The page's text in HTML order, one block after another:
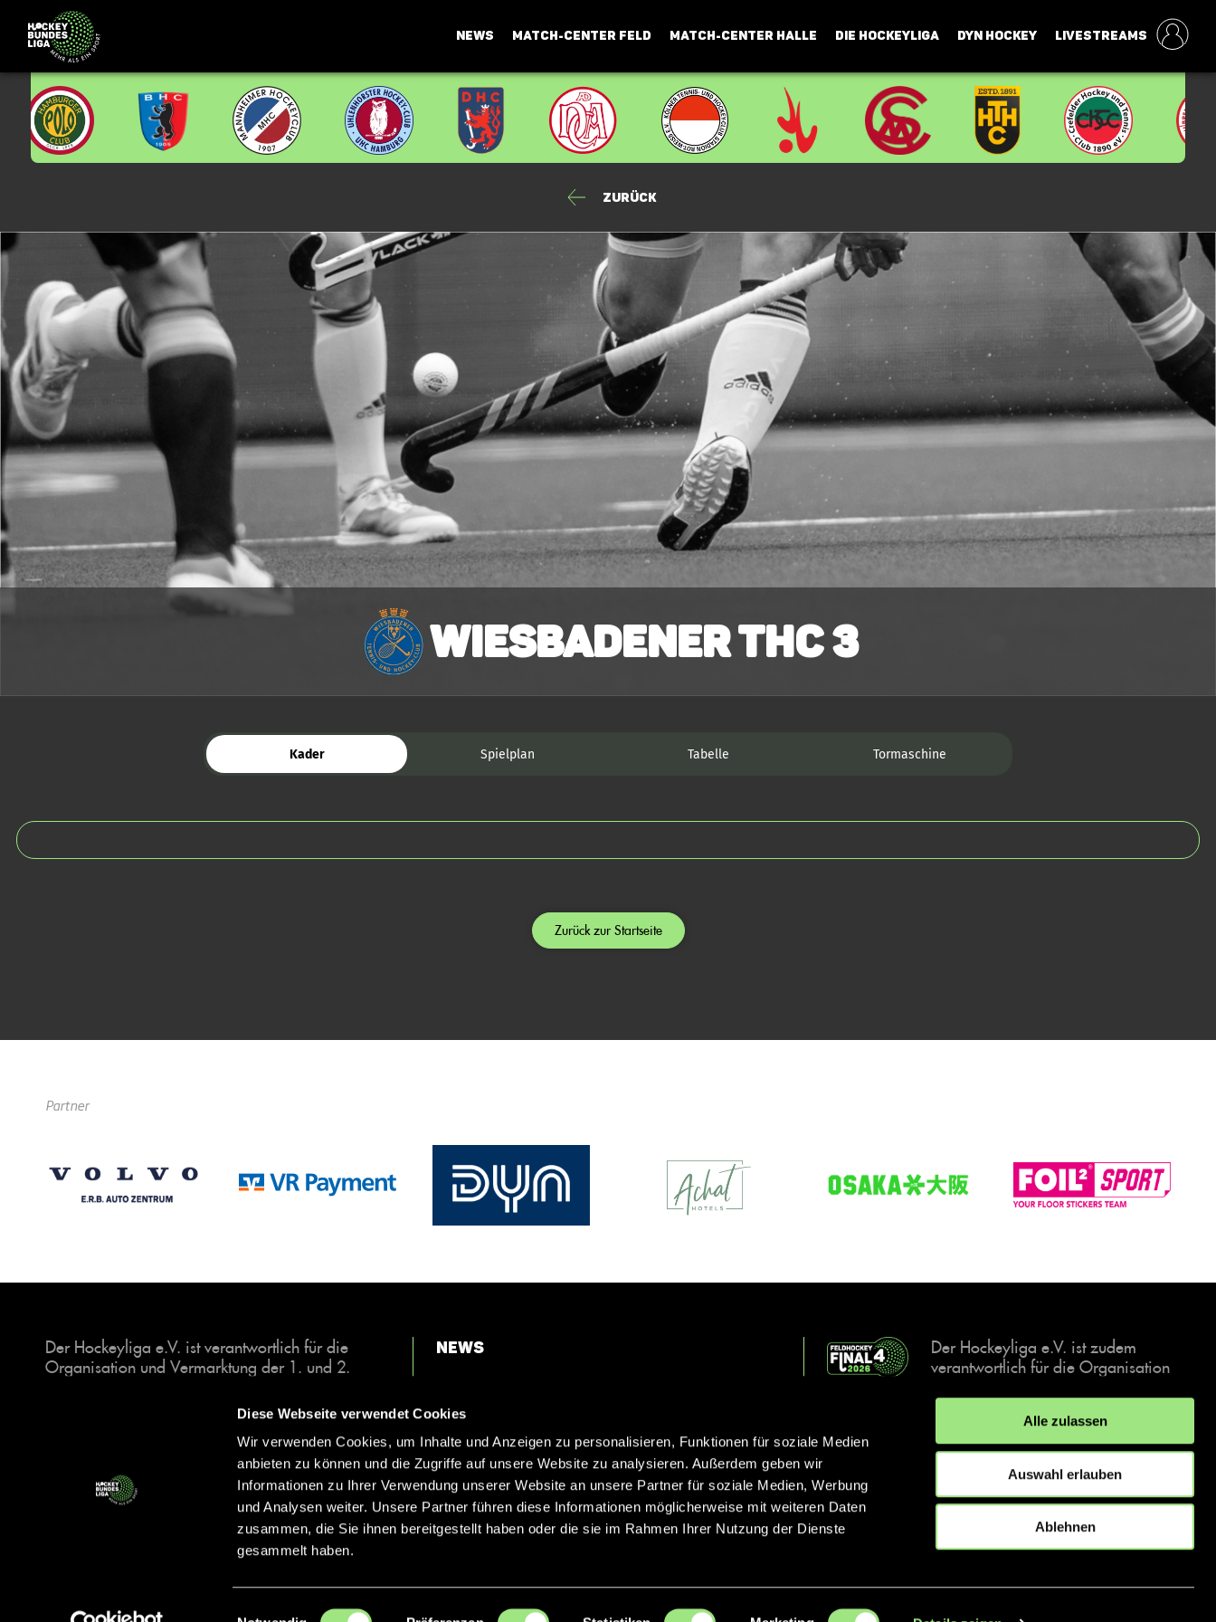
Diese Webseite verwendet Cookies
Wir verwenden Cookies, um Inhalte und Anzeigen zu personalisieren, Funktionen für soziale Medien
anbieten zu können und die Zugriffe auf unsere Website zu analysieren. Außerdem geben wir
Informationen zu Ihrer Verwendung unserer Website an unsere Partner für soziale Medien, Werbung
und Analysen weiter. Unsere Partner führen diese Informationen möglicherweise mit weiteren Daten
zusammen, die Sie ihnen bereitgestellt haben oder die sie im Rahmen Ihrer Nutzung der Dienste
gesammelt haben.
Einwilligungsauswahl
Alle zulassen
Auswahl erlauben
Ablehnen
NEWS MATCH-CENTER FELD MATCH-CENTER HALLE DIE HOCKEYLIGA DYN HOCKEY LIVESTREAMS
Zurück
Wiesbadener THC 3
Kader Spielplan Tabelle Tormaschine
Zurück zur Startseite
Partner
Der Hockeyliga e.V. ist verantwortlich für die
Organisation und Vermarktung der 1. und 2.
Halle. Insgesamt sind über 60 Vereine unter dem
Dach der Hockeyliga organisiert, sowohl im
Herren als auch im Damen Bereich.
News
Kontakt
Der Hockeyliga e.V. ist zudem
verantwortlich für die Organisation
Events, der deutschen Hockey-
Meisterschaften.
IMPRESSUM DATENSCHUTZERKLÄRUNG
© 2026 hockey.de